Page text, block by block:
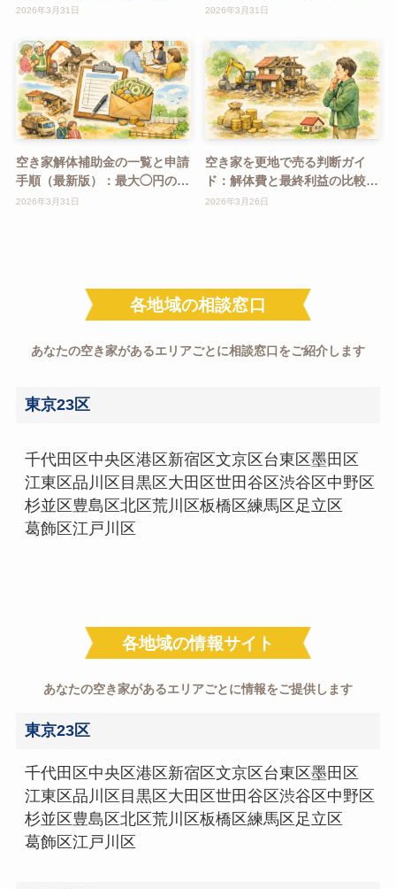
版）
2026年3月31日
まで
2026年3月31日
空き家解体補助金の一覧と申請
手順（最新版）：最大◯円の条
件
2026年3月31日
空き家を更地で売る判断ガイ
ド：解体費と最終利益の比較
（計算例）
2026年3月26日
各地域の相談窓口
あなたの空き家があるエリアごとに相談窓口をご紹介します
東京23区
千代田区中央区港区新宿区文京区台東区墨田区
江東区品川区目黒区大田区世田谷区渋谷区中野区
杉並区豊島区北区荒川区板橋区練馬区足立区
葛飾区江戸川区
各地域の情報サイト
あなたの空き家があるエリアごとに情報をご提供します
東京23区
千代田区中央区港区新宿区文京区台東区墨田区
江東区品川区目黒区大田区世田谷区渋谷区中野区
杉並区豊島区北区荒川区板橋区練馬区足立区
葛飾区江戸川区